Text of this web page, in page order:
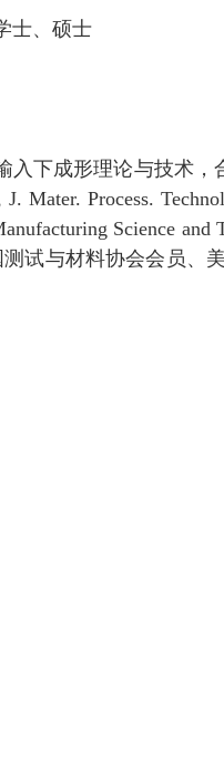
、硕士
下成形理论与技术，
Mater. Process.
Science and
试与材料协会会员、